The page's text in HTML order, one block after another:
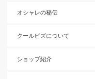
オシャレの秘伝
クールビズについて
ショップ紹介